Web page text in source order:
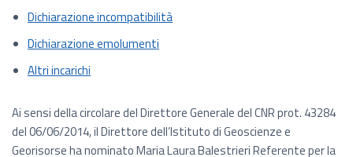
Dichiarazione incompatibilità
Dichiarazione emolumenti
Altri incarichi
Ai sensi della circolare del Direttore Generale del CNR prot. 43284
del 06/06/2014, il Direttore dell’Istituto di Geoscienze e
Georisorse ha nominato Maria Laura Balestrieri Referente per la